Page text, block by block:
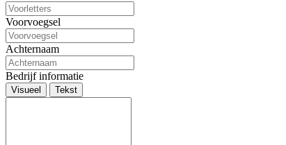
Voorvoegsel
Achternaam
Bedrijf informatie
Visueel Tekst